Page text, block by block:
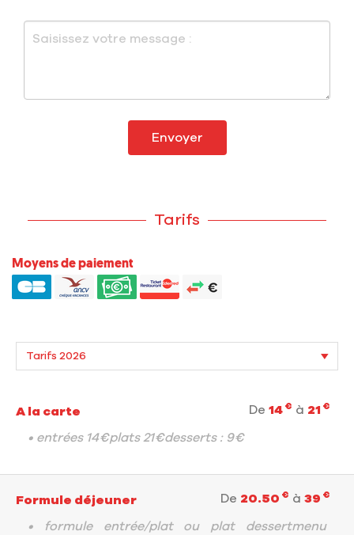
Envoyer
Tarifs
Moyens de paiement
A la carte De 14 € à 21 €
• entrées 14€plats 21€desserts : 9€
Formule déjeuner De 20.50 € à 39 €
• formule entrée/plat ou plat dessertmenu